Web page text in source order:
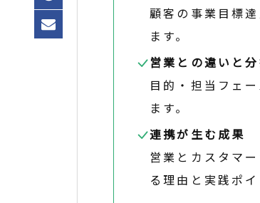
顧客の事業目標
ます。
営業との違いと
目的・担当フェ
ます。
連携が生む成果
営業とカスタマ
る理由と実践ポ